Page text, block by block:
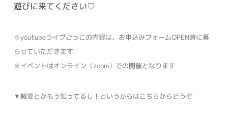
遊びに来てください♡
※youtubeライブごっこの内容は、お申込みフォームOPEN時に募
らせていただきます
※イベントはオンライン（zoom）での開催となります
▼概要とかもう知ってるし！というからはこちらからどうぞ